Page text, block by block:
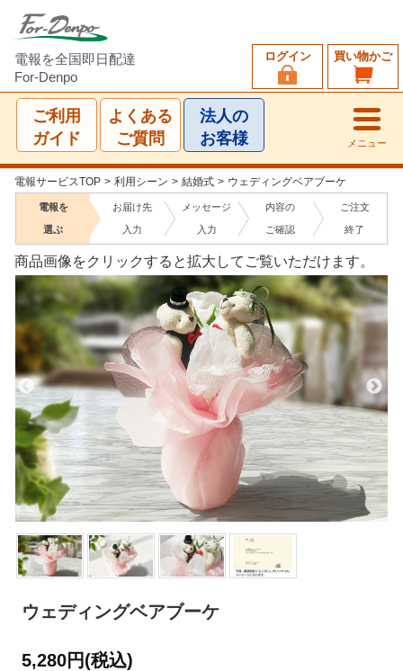
電報を全国即日配達
For-Denpo
買い物かご
ログイン
ご利用
ガイド
よくある
ご質問
法人の
お客様
メニュー
電報サービスTOP > 利用シーン > 結婚式 > ウェディングベアブーケ
電報を
選ぶ
お届け先
入力
メッセージ
入力
内容の
ご確認
ご注文
終了
商品画像をクリックすると拡大してご覧いただけます。
ウェディングベアブーケ
5,280円(税込)